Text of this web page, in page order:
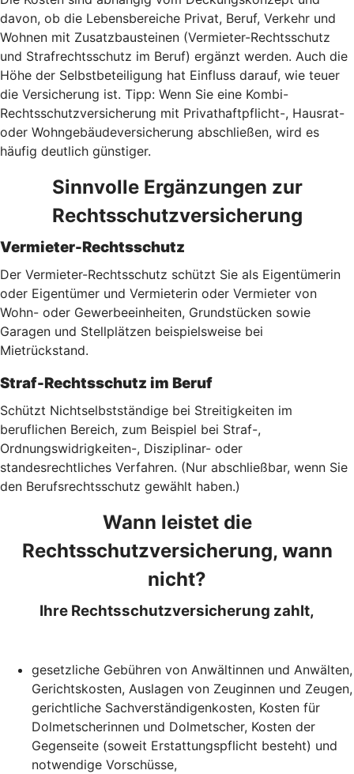
davon, ob die Lebensbereiche Privat, Beruf, Verkehr und
Wohnen mit Zusatzbausteinen (Vermieter-Rechtsschutz
und Strafrechtsschutz im Beruf) ergänzt werden. Auch die
Höhe der Selbstbeteiligung hat Einfluss darauf, wie teuer
die Versicherung ist. Tipp: Wenn Sie eine Kombi-
Rechtsschutzversicherung mit Privathaftpflicht-, Hausrat-
oder Wohngebäudeversicherung abschließen, wird es
häufig deutlich günstiger.
Sinnvolle Ergänzungen zur
Rechtsschutzversicherung
Vermieter-Rechtsschutz
Der Vermieter-Rechtsschutz schützt Sie als Eigentümerin
oder Eigentümer und Vermieterin oder Vermieter von
Wohn- oder Gewerbeeinheiten, Grundstücken sowie
Garagen und Stellplätzen beispielsweise bei
Mietrückstand.
Straf-Rechtsschutz im Beruf
Schützt Nichtselbstständige bei Streitigkeiten im
beruflichen Bereich, zum Beispiel bei Straf-,
Ordnungswidrigkeiten-, Disziplinar- oder
standesrechtliches Verfahren. (Nur abschließbar, wenn Sie
den Berufsrechtsschutz gewählt haben.)
Wann leistet die
Rechtsschutzversicherung, wann
nicht?
Ihre Rechtsschutzversicherung zahlt,
gesetzliche Gebühren von Anwältinnen und Anwälten,
Gerichtskosten, Auslagen von Zeuginnen und Zeugen,
gerichtliche Sachverständigenkosten, Kosten für
Dolmetscherinnen und Dolmetscher, Kosten der
Gegenseite (soweit Erstattungspflicht besteht) und
notwendige Vorschüsse,